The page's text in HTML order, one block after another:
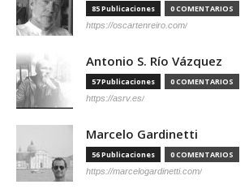
85 Publicaciones 0 COMENTARIOS
https://oscartenreiro.com/
Antonio S. Río Vázquez
57 Publicaciones 0 COMENTARIOS
https://asrv.es/
Marcelo Gardinetti
56 Publicaciones 0 COMENTARIOS
https://marcelogardinetti.com/